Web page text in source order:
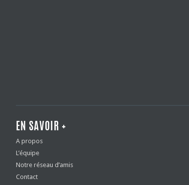
EN SAVOIR +
A propos
L’équipe
Notre réseau d’amis
Contact